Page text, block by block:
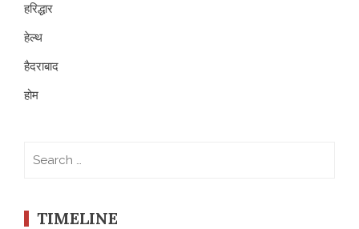
हरिद्धार
हेल्थ
हैदराबाद
होम
TIMELINE